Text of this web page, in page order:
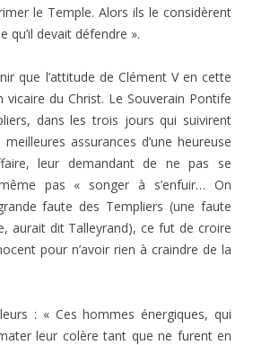
le Temple. Alors ils le considèrent
qu’il devait défendre ».
que l’attitude de Clément V en cette
vicaire du Christ. Le Souverain Pontife
dans les trois jours qui suivirent
assurances d’une heureuse
leur demandant de ne pas se
pas « songer à s’enfuir… On
faute des Templiers (une faute
aurait dit Talleyrand), ce fut de croire
pour n’avoir rien à craindre de la
: « Ces hommes énergiques, qui
leur colère tant que ne furent en